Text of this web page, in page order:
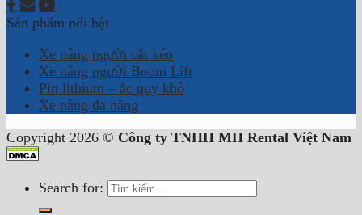
Sản phẩm nổi bật
Xe nâng người cắt kéo
Xe nâng người Boom Lift
Pin lithium – ắc quy khô
Xe nâng đa năng
Copyright 2026 © Công ty TNHH MH Rental Việt Nam
Search for: